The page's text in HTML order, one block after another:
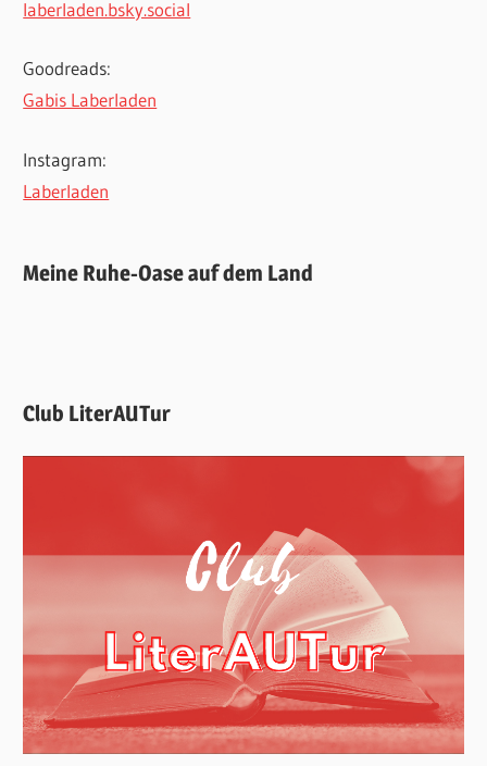
laberladen.bsky.social
Goodreads:
Gabis Laberladen
Instagram:
Laberladen
Meine Ruhe-Oase auf dem Land
Club LiterAUTur